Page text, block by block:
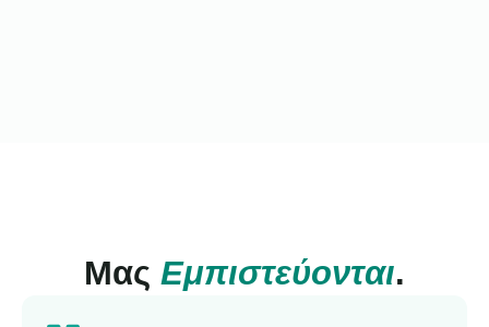
Μας Εμπιστεύονται.